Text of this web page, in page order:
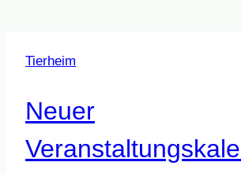
Tierheim
Neuer